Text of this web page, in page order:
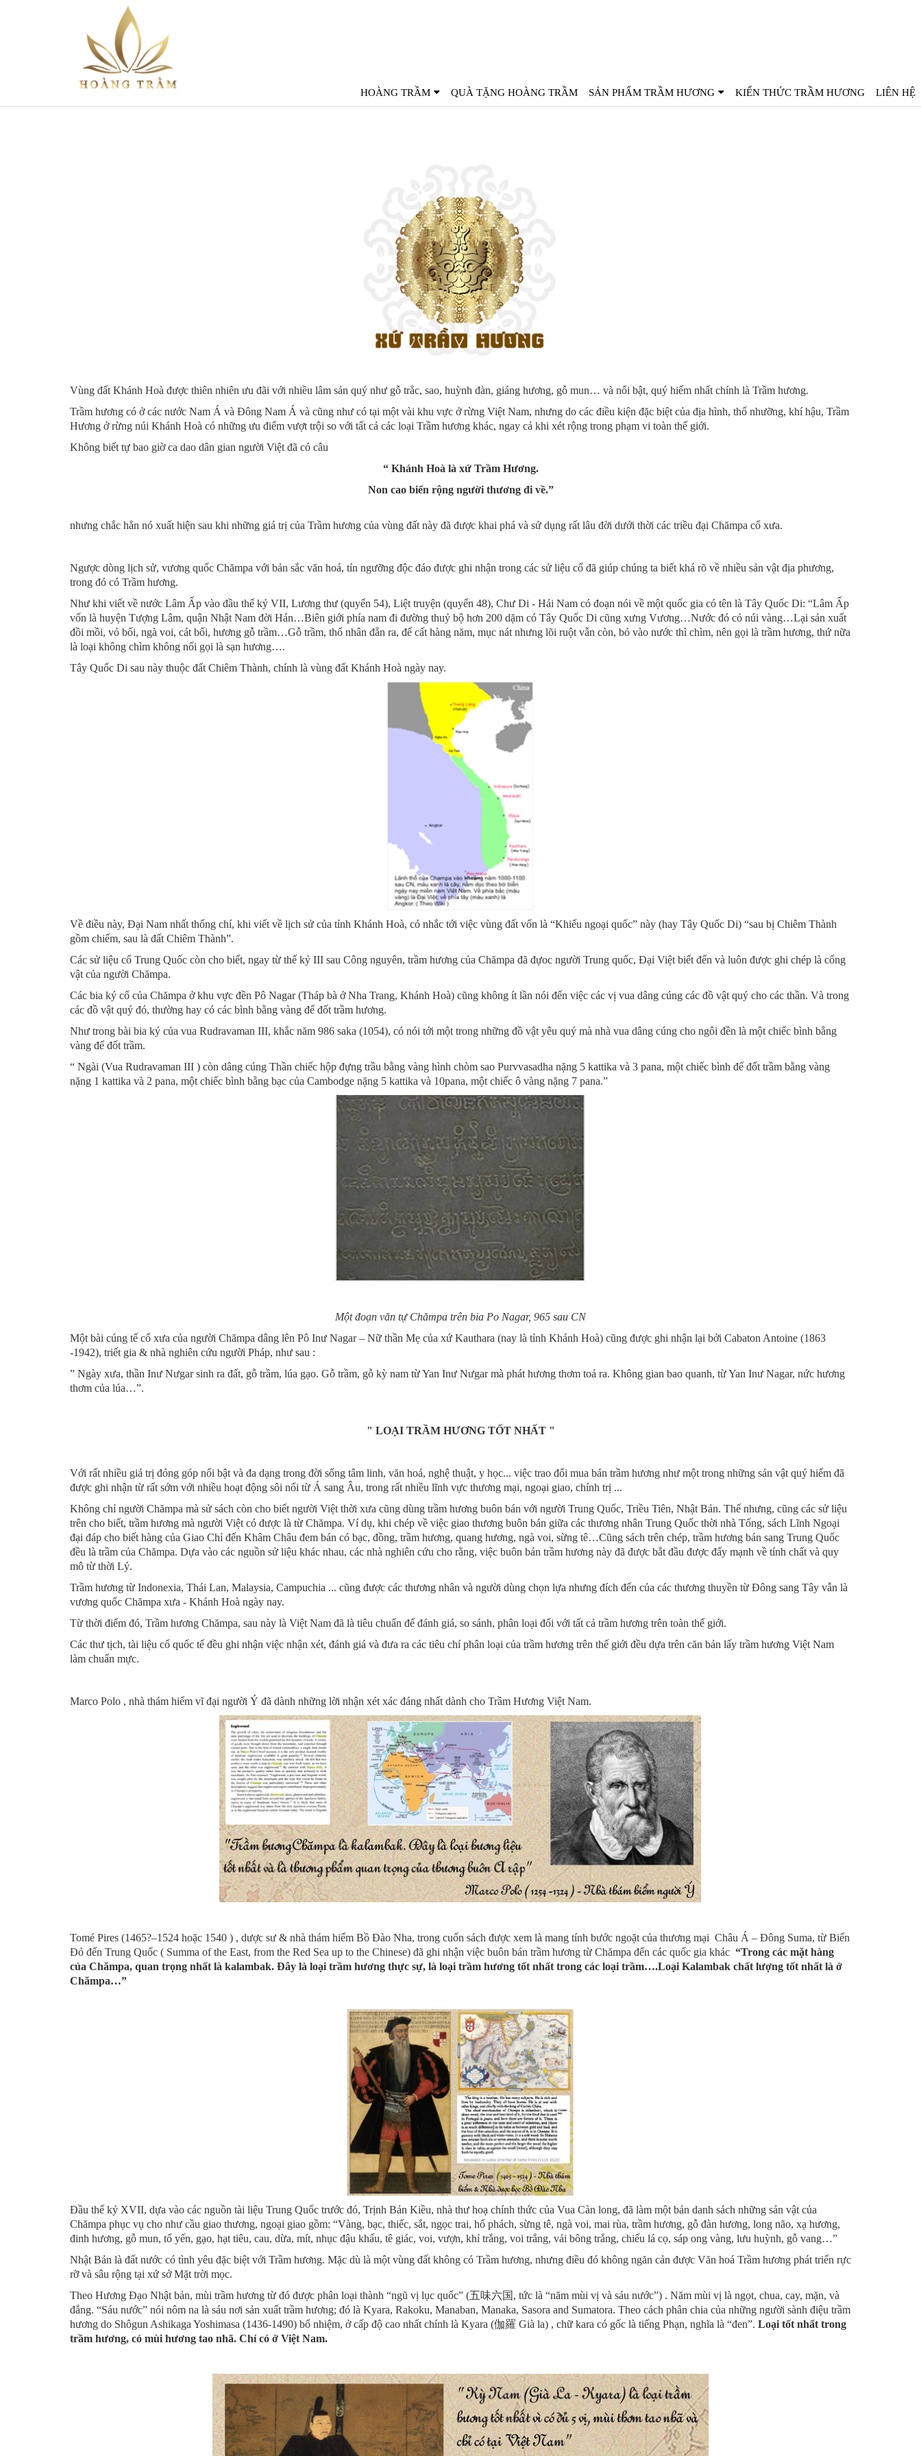
HOÀNG TRẦM QUÀ TẶNG HOÀNG TRẦM SẢN PHẨM TRẦM HƯƠNG KIẾN THỨC TRẦM HƯƠNG LIÊN HỆ
Vùng đất Khánh Hoà được thiên nhiên ưu đãi với nhiều lâm sản quý như gỗ trắc, sao, huỳnh đàn, giáng hương, gỗ mun… và nổi bật, quý hiếm nhất chính là Trầm hương.
Trầm hương có ở các nước Nam Á và Đông Nam Á và cũng như có tại một vài khu vực ở rừng Việt Nam, nhưng do các điều kiện đặc biệt của địa hình, thổ nhưỡng, khí hậu, Trầm
Hương ở rừng núi Khánh Hoà có những ưu điểm vượt trội so với tất cả các loại Trầm hương khác, ngay cả khi xét rộng trong phạm vi toàn thế giới.
Không biết tự bao giờ ca dao dân gian người Việt đã có câu
“ Khánh Hoà là xứ Trầm Hương.
Non cao biển rộng người thương đi về.”
nhưng chắc hẳn nó xuất hiện sau khi những giá trị của Trầm hương của vùng đất này đã được khai phá và sử dụng rất lâu đời dưới thời các triều đại Chămpa cổ xưa.
Ngược dòng lịch sử, vương quốc Chămpa với bản sắc văn hoá, tín ngưỡng độc đáo được ghi nhận trong các sử liệu cổ đã giúp chúng ta biết khá rõ về nhiều sản vật địa phương,
trong đó có Trầm hương.
Như khi viết về nước Lâm Ấp vào đầu thế kỷ VII, Lương thư (quyển 54), Liệt truyện (quyển 48), Chư Di - Hải Nam có đoạn nói về một quốc gia có tên là Tây Quốc Di: “Lâm Ấp
vốn là huyện Tượng Lâm, quận Nhật Nam đời Hán…Biên giới phía nam đi đường thuỷ bộ hơn 200 dặm có Tây Quốc Di cũng xưng Vương…Nước đó có núi vàng…Lại sản xuất
đồi mồi, vỏ bối, ngà voi, cát bối, hương gỗ trầm…Gỗ trầm, thổ nhân đẵn ra, để cất hàng năm, mục nát nhưng lõi ruột vẫn còn, bỏ vào nước thì chìm, nên gọi là trầm hương, thứ nữa
là loại không chìm không nổi gọi là sạn hương….
Tây Quốc Di sau này thuộc đất Chiêm Thành, chính là vùng đất Khánh Hoà ngày nay.
Về điều này, Đại Nam nhất thống chí, khi viết về lịch sử của tỉnh Khánh Hoà, có nhắc tới việc vùng đất vốn là “Khiếu ngoại quốc” này (hay Tây Quốc Di) “sau bị Chiêm Thành
gồm chiếm, sau là đất Chiêm Thành”.
Các sử liệu cổ Trung Quốc còn cho biết, ngay từ thế kỷ III sau Công nguyên, trầm hương của Chămpa đã đựoc người Trung quốc, Đại Việt biết đến và luôn được ghi chép là cống
vật của người Chămpa.
Các bia ký cổ của Chămpa ở khu vực đền Pô Nagar (Tháp bà ở Nha Trang, Khánh Hoà) cũng không ít lần nói đến việc các vị vua dâng cúng các đồ vật quý cho các thần. Và trong
các đồ vật quý đó, thường hay có các bình bằng vàng để đốt trầm hương.
Như trong bài bia ký của vua Rudravaman III, khắc năm 986 saka (1054), có nói tới một trong những đồ vật yêu quý mà nhà vua dâng cúng cho ngôi đền là một chiếc bình bằng
vàng để đốt trầm.
“ Ngài (Vua Rudravaman III ) còn dâng cúng Thần chiếc hộp đựng trầu bằng vàng hình chòm sao Purvvasadha nặng 5 kattika và 3 pana, một chiếc bình để đốt trầm bằng vàng
nặng 1 kattika và 2 pana, một chiếc bình bằng bạc của Cambodge nặng 5 kattika và 10pana, một chiếc ô vàng nặng 7 pana.”
Một đoạn văn tự Chămpa trên bia Po Nagar, 965 sau CN
Một bài cúng tế cổ xưa của người Chămpa dâng lên Pô Inư Nagar – Nữ thần Mẹ của xứ Kauthara (nay là tỉnh Khánh Hoà) cũng được ghi nhận lại bởi Cabaton Antoine (1863
-1942), triết gia & nhà nghiên cứu người Pháp, như sau :
” Ngày xưa, thần Inư Nưgar sinh ra đất, gỗ trầm, lúa gạo. Gỗ trầm, gỗ kỳ nam từ Yan Inư Nưgar mà phát hương thơm toả ra. Không gian bao quanh, từ Yan Inư Nagar, nức hương
thơm của lúa…”.
" LOẠI TRẦM HƯƠNG TỐT NHẤT "
Với rất nhiều giá trị đóng góp nổi bật và đa dạng trong đời sống tâm linh, văn hoá, nghệ thuật, y học... việc trao đổi mua bán trầm hương như một trong những sản vật quý hiếm đã
được ghi nhận từ rất sớm với nhiều hoạt động sôi nổi từ Á sang Âu, trong rất nhiều lĩnh vực thương mại, ngoại giao, chính trị ...
Không chỉ người Chămpa mà sử sách còn cho biết người Việt thời xưa cũng dùng trầm hương buôn bán với người Trung Quốc, Triều Tiên, Nhật Bản. Thế nhưng, cũng các sử liệu
trên cho biết, trầm hương mà người Việt có được là từ Chămpa. Ví dụ, khi chép về việc giao thương buôn bán giữa các thương nhân Trung Quốc thời nhà Tống, sách Lĩnh Ngoại
đại đáp cho biết hàng của Giao Chỉ đến Khâm Châu đem bán có bạc, đồng, trầm hương, quang hương, ngà voi, sừng tê…Cũng sách trên chép, trầm hương bán sang Trung Quốc
đều là trầm của Chămpa. Dựa vào các nguồn sử liệu khác nhau, các nhà nghiên cứu cho rằng, việc buôn bán trầm hương này đã được bắt đầu được đẩy mạnh về tính chất và quy
mô từ thời Lý.
Trầm hương từ Indonexia, Thái Lan, Malaysia, Campuchia ... cũng được các thương nhân và người dùng chọn lựa nhưng đích đến của các thương thuyền từ Đông sang Tây vẫn là
vương quốc Chămpa xưa - Khánh Hoà ngày nay.
Từ thời điểm đó, Trầm hương Chămpa, sau này là Việt Nam đã là tiêu chuẩn để đánh giá, so sánh, phân loại đối với tất cả trầm hương trên toàn thế giới.
Các thư tịch, tài liệu cổ quốc tế đều ghi nhận việc nhận xét, đánh giá và đưa ra các tiêu chí phân loại của trầm hương trên thế giới đều dựa trên căn bản lấy trầm hương Việt Nam
làm chuẩn mực.
Marco Polo , nhà thám hiểm vĩ đại người Ý đã dành những lời nhận xét xác đáng nhất dành cho Trầm Hương Việt Nam.
Tomé Pires (1465?–1524 hoặc 1540 ) , dược sư & nhà thám hiểm Bồ Đào Nha, trong cuốn sách được xem là mang tính bước ngoặt của thương mại Châu Á – Đông Suma, từ Biển
Đỏ đến Trung Quốc ( Summa of the East, from the Red Sea up to the Chinese) đã ghi nhận việc buôn bán trầm hương từ Chămpa đến các quốc gia khác “Trong các mặt hàng
của Chămpa, quan trọng nhất là kalambak. Đây là loại trầm hương thực sự, là loại trầm hương tốt nhất trong các loại trầm….Loại Kalambak chất lượng tốt nhất là ở
Chămpa…”
Đầu thế kỷ XVII, dựa vào các nguồn tài liệu Trung Quốc trước đó, Trịnh Bản Kiều, nhà thư hoạ chính thức của Vua Càn long, đã làm một bản danh sách những sản vật của
Chămpa phục vụ cho như cầu giao thương, ngoại giao gồm: “Vàng, bạc, thiếc, sắt, ngọc trai, hổ phách, sừng tê, ngà voi, mai rùa, trầm hương, gỗ đàn hương, long não, xạ hương,
đinh hương, gỗ mun, tổ yến, gạo, hạt tiêu, cau, dừa, mít, nhục đậu khấu, tê giác, voi, vượn, khỉ trắng, voi trắng, vải bông trắng, chiếu lá cọ, sáp ong vàng, lưu huỳnh, gỗ vang…”
Nhật Bản là đất nước có tình yêu đặc biệt với Trầm hương. Mặc dù là một vùng đất không có Trầm hương, nhưng điều đó không ngăn cản được Văn hoá Trầm hương phát triển rực
rỡ và sâu rộng tại xứ sở Mặt trời mọc.
Theo Hương Đạo Nhật bản, mùi trầm hương từ đó được phân loại thành “ngũ vị lục quốc” (五味六国, tức là “năm mùi vị và sáu nước”) . Năm mùi vị là ngọt, chua, cay, mặn, và
đắng. “Sáu nước” nói nôm na là sáu nơi sản xuất trầm hương; đó là Kyara, Rakoku, Manaban, Manaka, Sasora and Sumatora. Theo cách phân chia của những người sành điệu trầm
hương do Shôgun Ashikaga Yoshimasa (1436-1490) bổ nhiệm, ở cấp độ cao nhất chính là Kyara (伽羅 Già la) , chữ kara có gốc là tiếng Phạn, nghĩa là “đen”. Loại tốt nhất trong
trầm hương, có mùi hương tao nhã. Chỉ có ở Việt Nam.